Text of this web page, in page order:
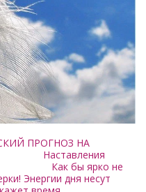
ПРОГНОЗ НА
бы ярко не
Энергии дня несут